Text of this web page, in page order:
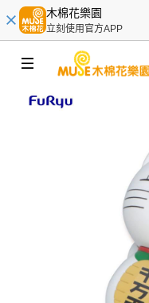
木棉花樂園
立刻使用官方APP